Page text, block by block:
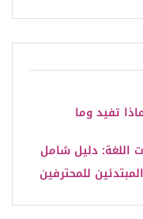
تفيد وما
اللغة: دليل شامل